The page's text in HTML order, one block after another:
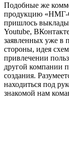
Подобные же
продукцию «НМГ-
пришлось
Youtube,
заявленных уже в
стороны, идея
привлечении
другой компании
создания.
находиться под
знакомой нам